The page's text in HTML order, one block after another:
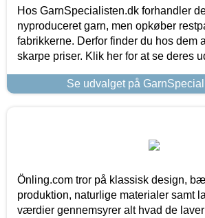
Hos GarnSpecialisten.dk forhandler
nyproduceret garn, men opkøber
fabrikkerne. Derfor finder du hos dem
skarpe priser. Klik her for at se deres
Se udvalget på
Önling.com tror på klassisk design,
produktion, naturlige materialer samt
værdier gennemsyrer alt hvad de